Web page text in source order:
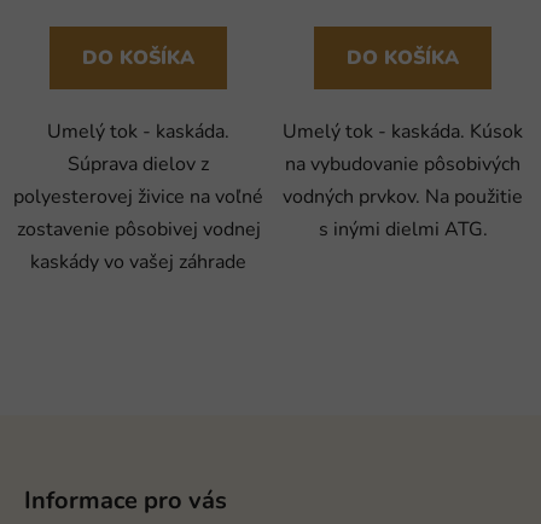
DO KOŠÍKA
Umelý tok - kaskáda.
Súprava dielov z
polyesterovej živice na voľné
zostavenie pôsobivej vodnej
kaskády vo vašej záhrade
DO KOŠÍKA
Umelý tok - kaskáda. Kúsok
na vybudovanie pôsobivých
vodných prvkov. Na použitie
s inými dielmi ATG.
Informace pro vás